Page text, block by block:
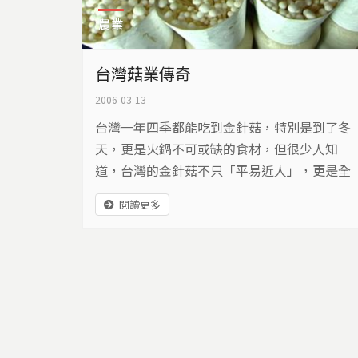
農業
台灣菇業傳奇
2006-03-13
台灣一年四季都能吃到金針菇，特別是到了冬
天，更是火鍋不可或缺的食材，但很少人知
道，台灣的金針菇不只「平易近人」，更是全
世界最大產地。在加入WTO後，台灣的金針菇
如何獨樹一格，稱霸全球，到底有什麼秘訣，
閱讀更多